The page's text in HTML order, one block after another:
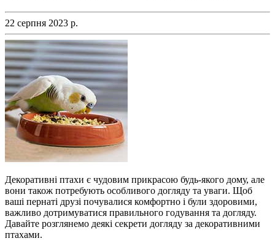
22 серпня 2023 р.
Декоративні птахи є чудовим прикрасою будь-якого дому, але
вони також потребують особливого догляду та уваги. Щоб
ваші пернаті друзі почувалися комфортно і були здоровими,
важливо дотримуватися правильного годування та догляду.
Давайте розглянемо деякі секрети догляду за декоративними
птахами.